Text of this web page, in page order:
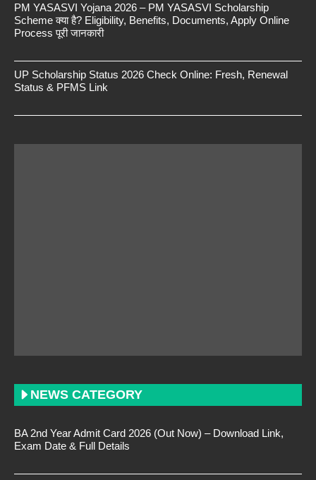
PM YASASVI Yojana 2026 – PM YASASVI Scholarship
Scheme क्या है? Eligibility, Benefits, Documents, Apply Online
Process पूरी जानकारी
UP Scholarship Status 2026 Check Online: Fresh, Renewal
Status & PFMS Link
NEWS CATEGORY
BA 2nd Year Admit Card 2026 (Out Now) – Download Link,
Exam Date & Full Details